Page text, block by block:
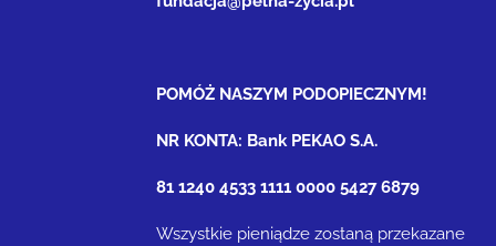
POMÓŻ NASZYM PODOPIECZNYM!
NR KONTA: Bank PEKAO S.A.
81 1240 4533 1111 0000 5427 6879
Wszystkie pieniądze zostaną przekazane